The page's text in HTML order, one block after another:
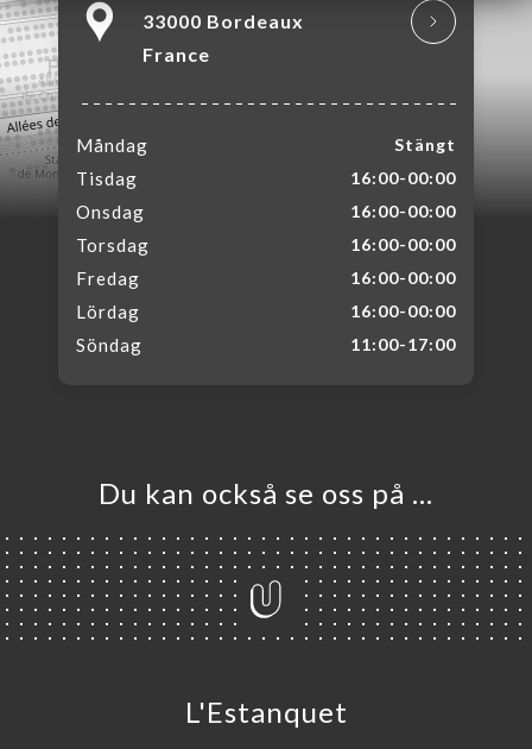
33000 Bordeaux
France
Måndag Stängt
Tisdag 16:00-00:00
Onsdag 16:00-00:00
Torsdag 16:00-00:00
Fredag 16:00-00:00
Lördag 16:00-00:00
Söndag 11:00-17:00
Du kan också se oss på …
L'Estanquet